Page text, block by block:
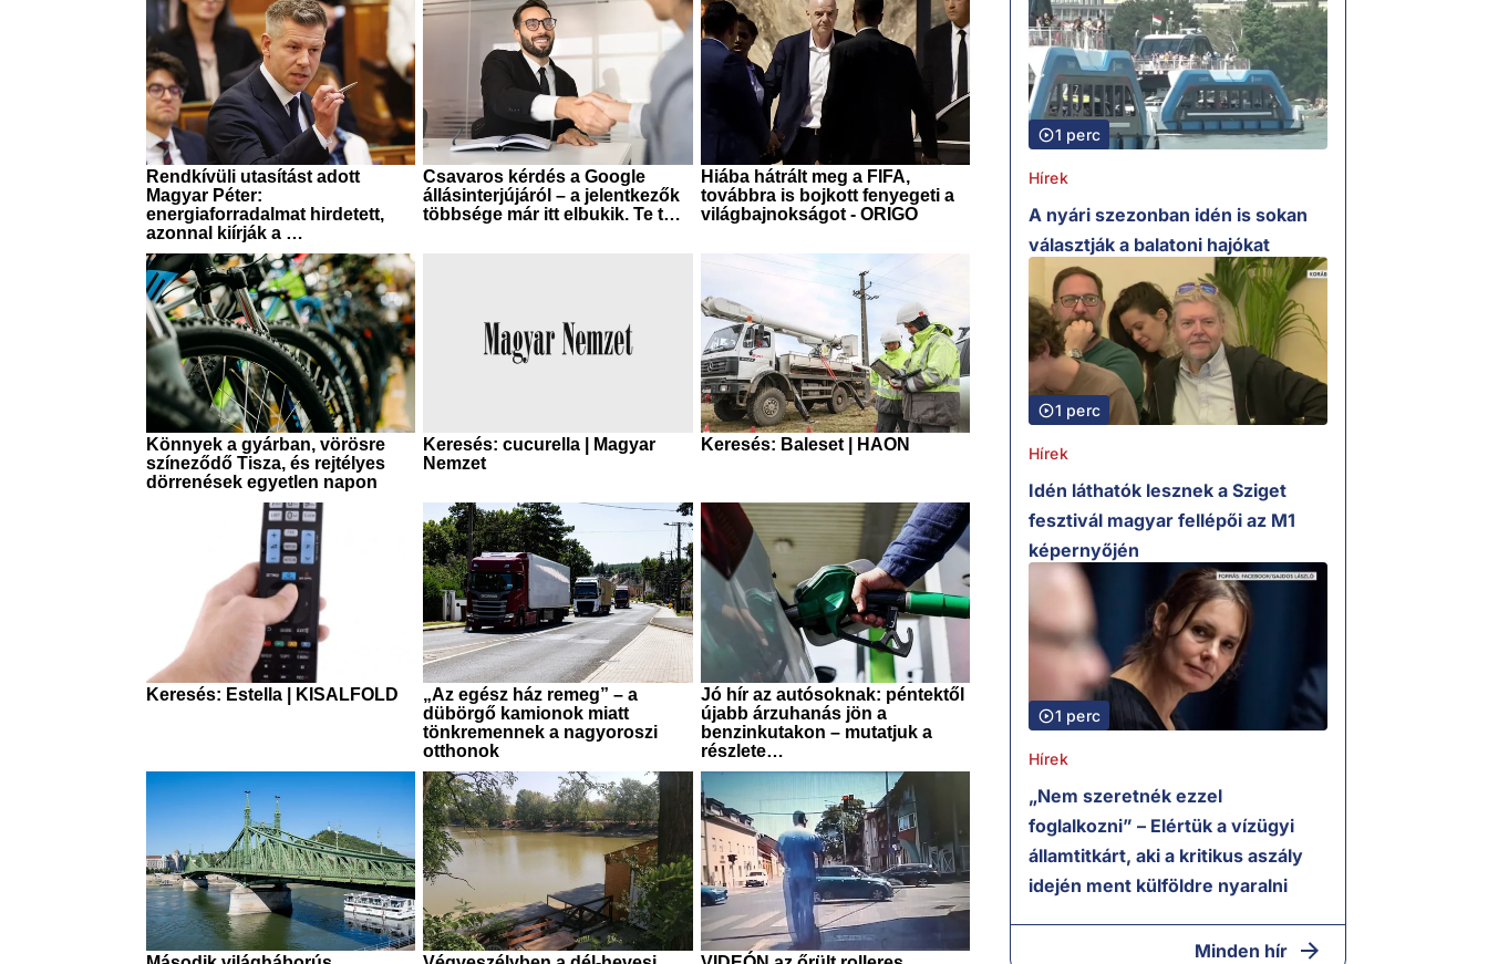
1 perc
Hírek
A nyári szezonban idén is sokan
választják a balatoni hajókat
1 perc
Hírek
Idén láthatók lesznek a Sziget
fesztivál magyar fellépői az M1
képernyőjén
1 perc
Hírek
„Nem szeretnék ezzel
foglalkozni” – Elértük a vízügyi
államtitkárt, aki a kritikus aszály
idején ment külföldre nyaralni
Minden hír